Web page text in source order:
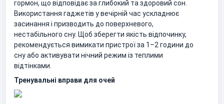
гормон, що відповідає за глибокий та здоровий сон.
Використання гаджетів у вечірній час ускладнює
засинання і призводить до поверхневого,
нестабільного сну. Щоб зберегти якість відпочинку,
рекомендується вимикати пристрої за 1–2 години до
сну або активувати нічний режим із теплими
відтінками.
Тренувальні вправи для очей